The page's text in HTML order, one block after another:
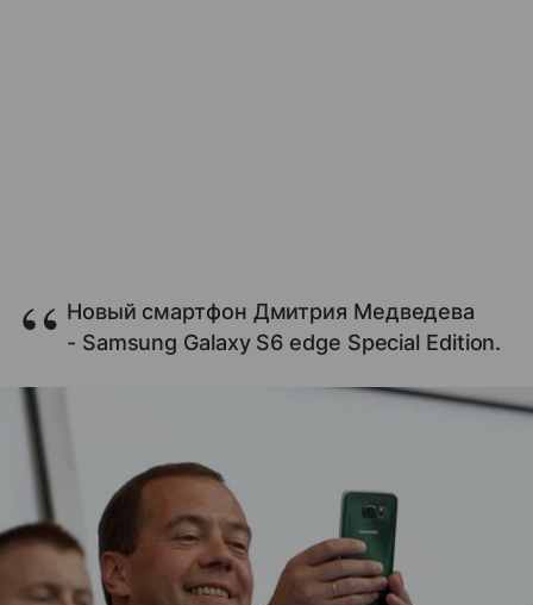
Новый смартфон Дмитрия Медведева
- Samsung Galaxy S6 edge Special Edition.